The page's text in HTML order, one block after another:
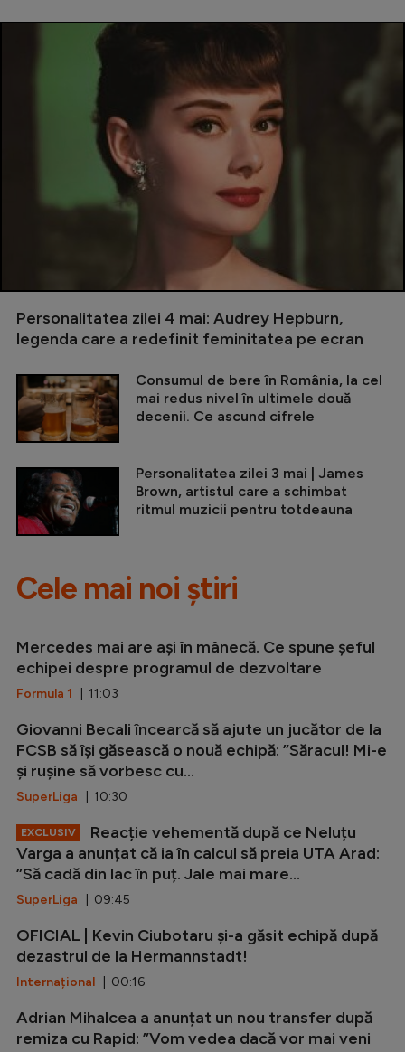
Personalitatea zilei 4 mai: Audrey Hepburn,
legenda care a redefinit feminitatea pe ecran
Consumul de bere în România, la cel
mai redus nivel în ultimele două
decenii. Ce ascund cifrele
Personalitatea zilei 3 mai | James
Brown, artistul care a schimbat
ritmul muzicii pentru totdeauna
Cele mai noi știri
Mercedes mai are ași în mânecă. Ce spune șeful
echipei despre programul de dezvoltare
Formula 1 | 11:03
Giovanni Becali încearcă să ajute un jucător de la
FCSB să își găsească o nouă echipă: ”Săracul! Mi-e
și rușine să vorbesc cu...
SuperLiga | 10:30
EXCLUSIV
Reacție vehementă după ce Neluțu
Varga a anunțat că ia în calcul să preia UTA Arad:
”Să cadă din lac în puț. Jale mai mare...
SuperLiga | 09:45
OFICIAL | Kevin Ciubotaru și-a găsit echipă după
dezastrul de la Hermannstadt!
Internațional | 00:16
Adrian Mihalcea a anunțat un nou transfer după
remiza cu Rapid: ”Vom vedea dacă vor mai veni